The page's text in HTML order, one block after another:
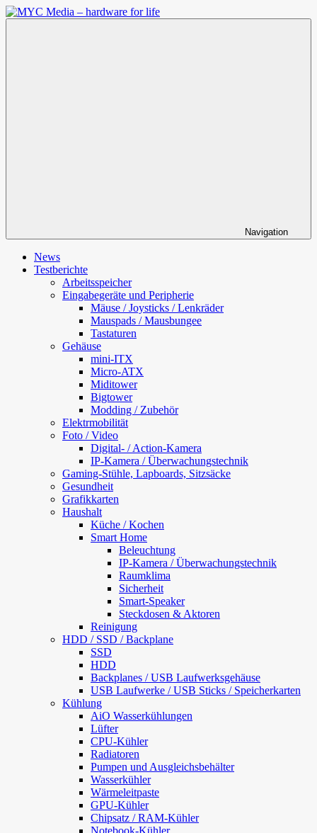
Zum
Inhalt
Navigation
News
Testberichte
Arbeitsspeicher
Eingabegeräte und Peripherie
Mäuse / Joysticks / Lenkräder
Mauspads / Mausbungee
Tastaturen
Gehäuse
mini-ITX
Micro-ATX
Miditower
Bigtower
Modding / Zubehör
Elektrmobilität
Foto / Video
Digital- / Action-Kamera
IP-Kamera / Überwachungstechnik
Gaming-Stühle, Lapboards, Sitzsäcke
Gesundheit
Grafikkarten
Haushalt
Küche / Kochen
Smart Home
Beleuchtung
IP-Kamera / Überwachungstechnik
Raumklima
Sicherheit
Smart-Speaker
Steckdosen & Aktoren
Reinigung
HDD / SSD / Backplane
SSD
HDD
Backplanes / USB Laufwerksgehäuse
USB Laufwerke / USB Sticks / Speicherkarten
Kühlung
AiO Wasserkühlungen
Lüfter
CPU-Kühler
Radiatoren
Pumpen und Ausgleichsbehälter
Wasserkühler
Wärmeleitpaste
GPU-Kühler
Chipsatz / RAM-Kühler
Notebook-Kühler